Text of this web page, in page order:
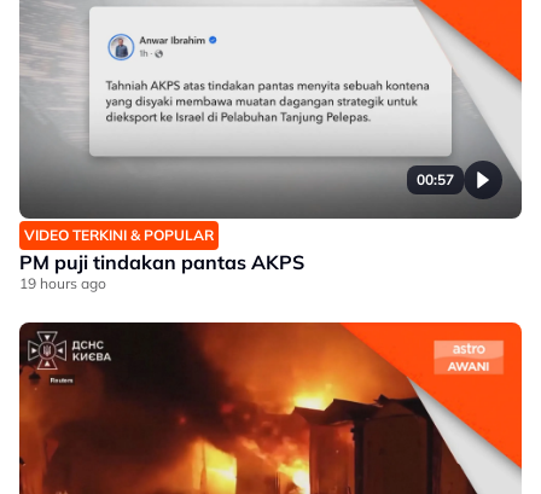
00:57
VIDEO TERKINI & POPULAR
PM puji tindakan pantas AKPS
19 hours ago